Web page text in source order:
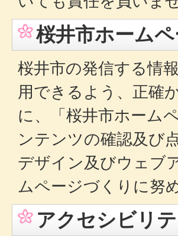
桜井市ホーム
桜井市の発信する情
用できるよう、正確
に、「桜井市ホーム
ンテンツの確認及び
デザイン及びウェブ
ムページづくりに努
アクセシビリ